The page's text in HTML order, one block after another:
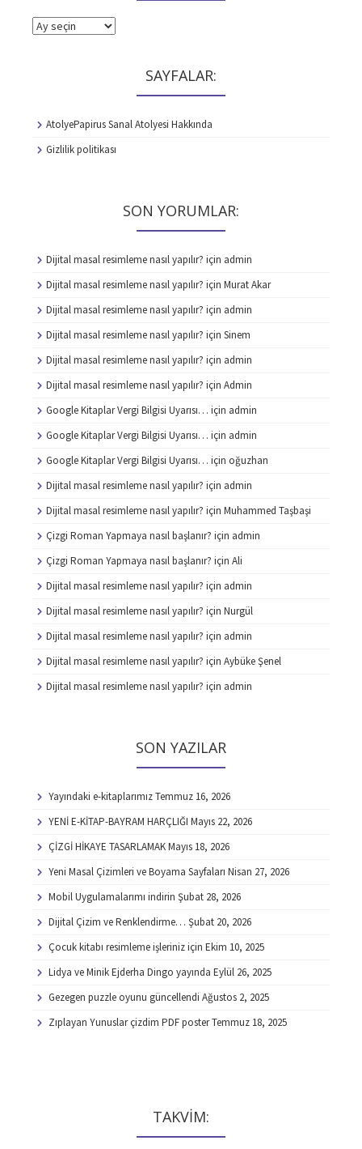
ARŞİVLER
SAYFALAR:
AtolyePapirus Sanal Atolyesi Hakkında
Gizlilik politikası
SON YORUMLAR:
Dijital masal resimleme nasıl yapılır? için admin
Dijital masal resimleme nasıl yapılır? için Murat Akar
Dijital masal resimleme nasıl yapılır? için admin
Dijital masal resimleme nasıl yapılır? için Sinem
Dijital masal resimleme nasıl yapılır? için admin
Dijital masal resimleme nasıl yapılır? için Admin
Google Kitaplar Vergi Bilgisi Uyarısı… için admin
Google Kitaplar Vergi Bilgisi Uyarısı… için admin
Google Kitaplar Vergi Bilgisi Uyarısı… için oğuzhan
Dijital masal resimleme nasıl yapılır? için admin
Dijital masal resimleme nasıl yapılır? için Muhammed Taşbaşi
Çizgi Roman Yapmaya nasıl başlanır? için admin
Çizgi Roman Yapmaya nasıl başlanır? için Ali
Dijital masal resimleme nasıl yapılır? için admin
Dijital masal resimleme nasıl yapılır? için Nurgül
Dijital masal resimleme nasıl yapılır? için admin
Dijital masal resimleme nasıl yapılır? için Aybüke Şenel
Dijital masal resimleme nasıl yapılır? için admin
SON YAZILAR
Yayındaki e-kitaplarımızTemmuz 16, 2026
YENİ E-KİTAP-BAYRAM HARÇLIĞI Mayıs 22, 2026
ÇİZGİ HİKAYE TASARLAMAKMayıs 18, 2026
Yeni Masal Çizimleri ve Boyama Sayfaları Nisan 27, 2026
Mobil Uygulamalarımı indirin Şubat 28, 2026
Dijital Çizim ve Renklendirme… Şubat 20, 2026
Çocuk kitabı resimleme işleriniz için Ekim 10, 2025
Lidya ve Minik Ejderha Dingo yayında Eylül 26, 2025
Gezegen puzzle oyunu güncellendi Ağustos 2, 2025
Zıplayan Yunuslar çizdim PDF posterTemmuz 18, 2025
TAKVİM: